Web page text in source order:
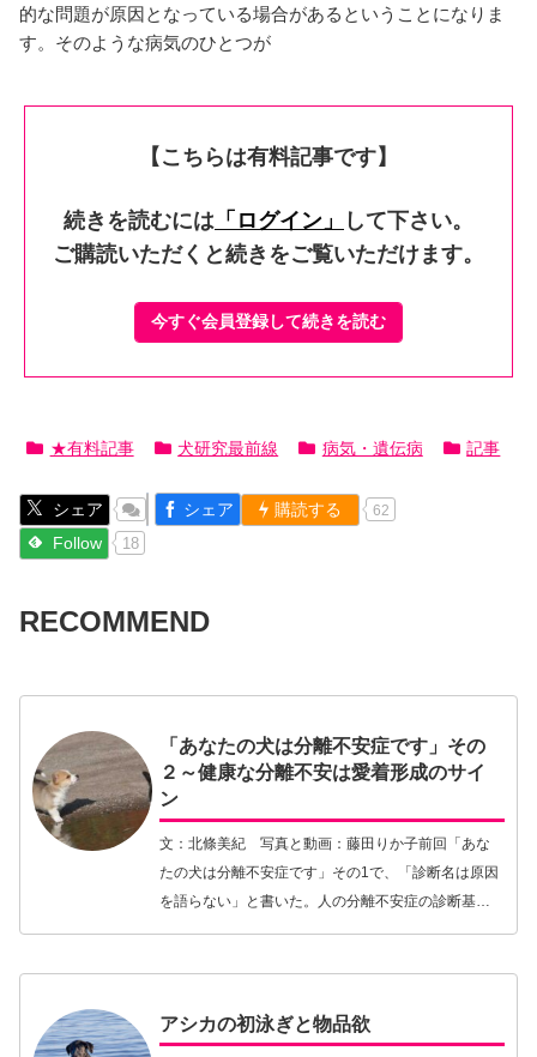
的な問題が原因となっている場合があるということになりま
す。そのような病気のひとつが
【こちらは有料記事です】
続きを読むには 「ログイン」
して下さい。
ご購読いただくと続きをご覧いただけます。
今すぐ会員登録して続きを読む
★有料記事 犬研究最前線 病気・遺伝病 記事
シェア シェア 購読する 62
Follow 18
RECOMMEND
「あなたの犬は分離不安症です」その
２～健康な分離不安は愛着形成のサイ
ン
文：北條美紀 写真と動画：藤田りか子前回「あな
たの犬は分離不安症です」その1で、「診断名は原因
を語らない」と書いた。人の分離不安症の診断基準
（DSM-5）の表現を借りると、分離不安症は、「愛
アシカの初泳ぎと物品欲